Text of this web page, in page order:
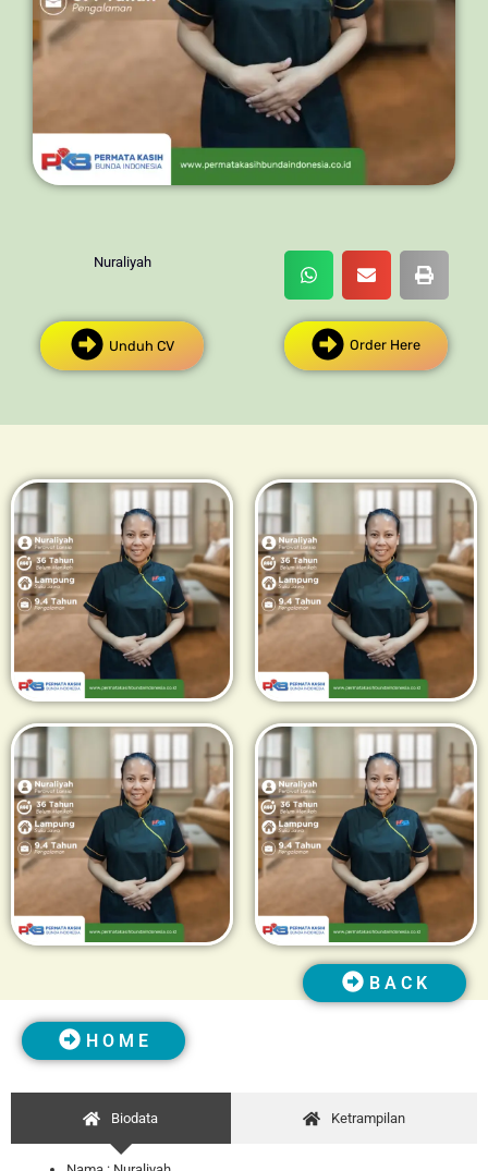
Nuraliyah
Unduh CV Order Here
H O M E
B A C K
Biodata Ketrampilan